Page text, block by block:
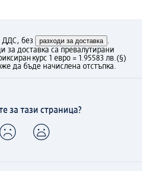
ДДС, без разходи за доставка .
за доставка са превалутирани
курс 1 евро = 1.95583 лв.(§)
да бъде начислена отстъпка.
за тази страница?